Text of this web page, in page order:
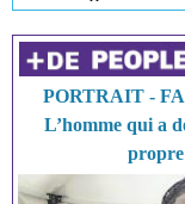
PORTRAIT -
L’homme qui a